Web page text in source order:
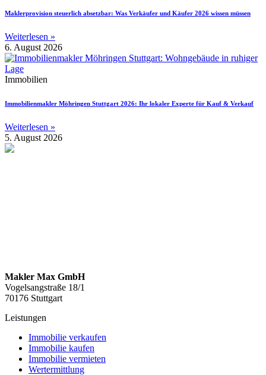
Maklerprovision steuerlich absetzbar: Was Verkäufer und Käufer 2026 wissen müssen
Weiterlesen »
6. August 2026
Immobilien
Immobilienmakler Möhringen Stuttgart 2026: Ihr lokaler Experte für Kauf & Verkauf
Weiterlesen »
5. August 2026
Makler Max GmbH
Vogelsangstraße 18/1
70176 Stuttgart
Leistungen
Immobilie verkaufen
Immobilie kaufen
Immobilie vermieten
Wertermittlung